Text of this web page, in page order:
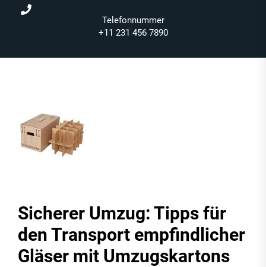
Telefonnummer
+11 231 456 7890
Sicherer Umzug: Tipps für
den Transport empfindlicher
Gläser mit Umzugskartons